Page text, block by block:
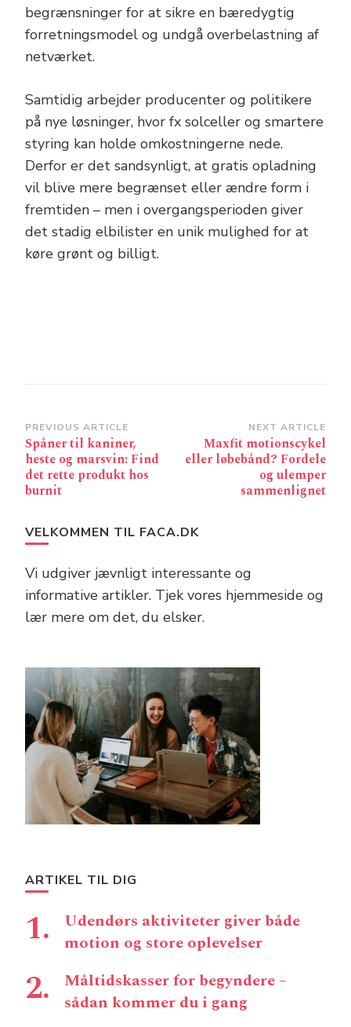
begrænsninger for at sikre en bæredygtig
forretningsmodel og undgå overbelastning af
netværket.
Samtidig arbejder producenter og politikere
på nye løsninger, hvor fx solceller og smartere
styring kan holde omkostningerne nede.
Derfor er det sandsynligt, at gratis opladning
vil blive mere begrænset eller ændre form i
fremtiden – men i overgangsperioden giver
det stadig elbilister en unik mulighed for at
køre grønt og billigt.
Post
Navigation
PREVIOUS ARTICLE
Spåner til kaniner,
heste og marsvin: Find
det rette produkt hos
burnit
NEXT ARTICLE
Maxfit motionscykel
eller løbebånd? Fordele
og ulemper
sammenlignet
VELKOMMEN TIL FACA.DK
Vi udgiver jævnligt interessante og
informative artikler. Tjek vores hjemmeside og
lær mere om det, du elsker.
ARTIKEL TIL DIG
Udendørs aktiviteter giver både
motion og store oplevelser
Måltidskasser for begyndere –
sådan kommer du i gang